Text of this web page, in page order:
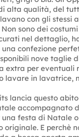
alta qualità, del
con gli stessi
sono dei
nel dettaglio,
confezione
nove taglie
extra per eventuali
lavare in lavatrice,
lancia questo
accompagnato
una festa di Natale
originale. E perchè